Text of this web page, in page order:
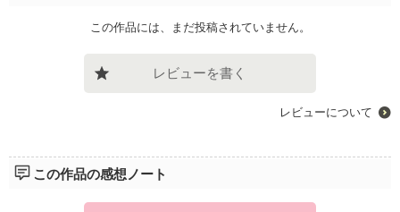
この作品には、まだ投稿されていません。
レビューを書く
レビューについて
この作品の感想ノート